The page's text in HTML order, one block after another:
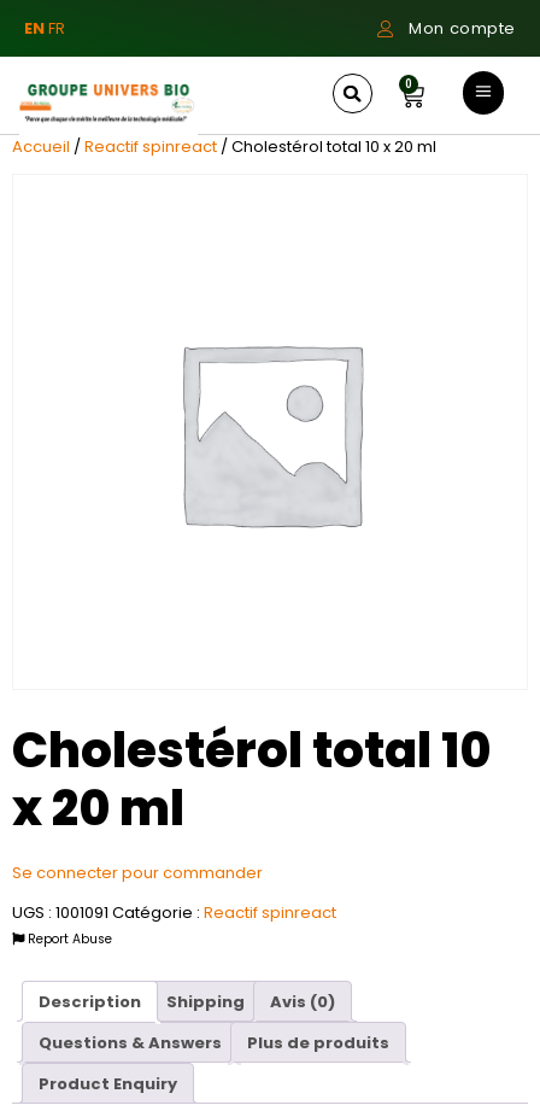
ENFR Mon compte
0
Accueil /Reactif spinreact / Cholestérol total 10 x 20 ml
Cholestérol total 10
x 20 ml
Se connecter pour commander
UGS : 1001091 Catégorie : Reactif spinreact
Report Abuse
Description Shipping
Avis (0)
Questions & Answers
Plus de produits
Product Enquiry